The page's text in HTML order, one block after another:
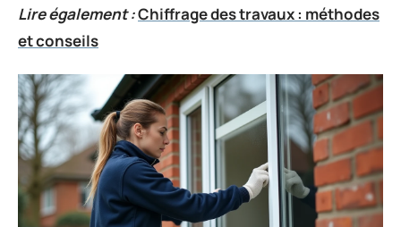
Lire également :Chiffrage des travaux : méthodes
et conseils